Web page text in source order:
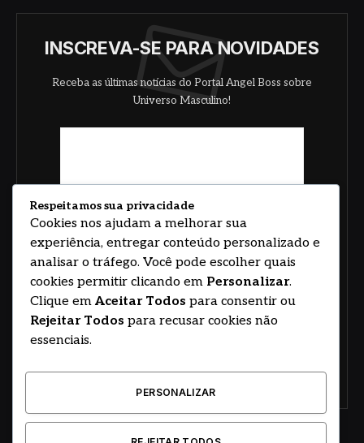
INSCREVA-SE PARA NOVIDADES
Receba as últimas notícias do Portal Angel Boss sobre
Universo Masculino!
Respeitamos sua privacidade
Cookies nos ajudam a melhorar sua
experiência, entregar conteúdo personalizado e
analisar o tráfego. Você pode escolher quais
cookies permitir clicando em Personalizar.
Clique em Aceitar Todos para consentir ou
Rejeitar Todos para recusar cookies não
essenciais.
PERSONALIZAR